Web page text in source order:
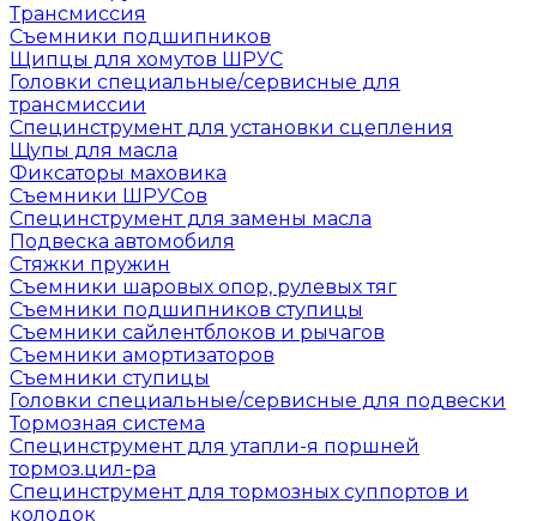
Трансмиссия
Съемники подшипников
Щипцы для хомутов ШРУС
Головки специальные/сервисные для
трансмиссии
Специнструмент для установки сцепления
Щупы для масла
Фиксаторы маховика
Съемники ШРУСов
Специнструмент для замены масла
Подвеска автомобиля
Стяжки пружин
Съемники шаровых опор, рулевых тяг
Съемники подшипников ступицы
Съемники сайлентблоков и рычагов
Съемники амортизаторов
Съемники ступицы
Головки специальные/сервисные для подвески
Тормозная система
Специнструмент для утапли-я поршней
тормоз.цил-ра
Специнструмент для тормозных суппортов и
колодок